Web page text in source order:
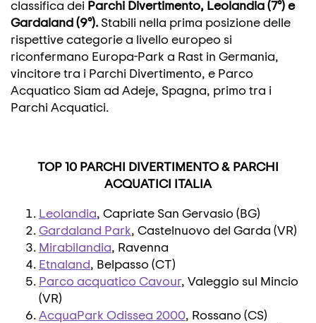
classifica dei Parchi Divertimento, Leolandia (7°) e
Gardaland (9°). Stabili nella prima posizione delle
rispettive categorie a livello europeo si
riconfermano Europa-Park a Rast in Germania,
vincitore tra i Parchi Divertimento, e Parco
Acquatico Siam ad Adeje, Spagna, primo tra i
Parchi Acquatici.
TOP 10 PARCHI DIVERTIMENTO & PARCHI
ACQUATICI ITALIA
Leolandia, Capriate San Gervasio (BG)
Gardaland Park, Castelnuovo del Garda (VR)
Mirabilandia, Ravenna
Etnaland, Belpasso (CT)
Parco acquatico Cavour, Valeggio sul Mincio
(VR)
AcquaPark Odissea 2000, Rossano (CS)